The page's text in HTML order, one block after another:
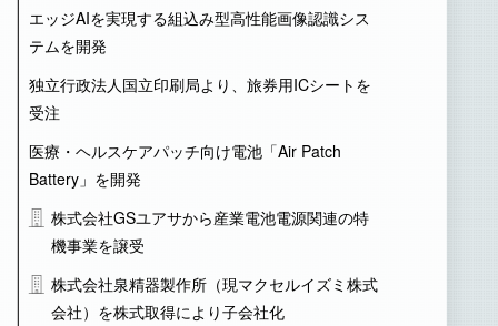
エッジAIを実現する組込み型高性能画像認識シス
テムを開発
独立行政法人国立印刷局より、旅券用ICシートを
受注
医療・ヘルスケアパッチ向け電池「Air Patch
Battery」を開発
株式会社GSユアサから産業電池電源関連の特
機事業を譲受
株式会社泉精器製作所（現マクセルイズミ株式
会社）を株式取得により子会社化